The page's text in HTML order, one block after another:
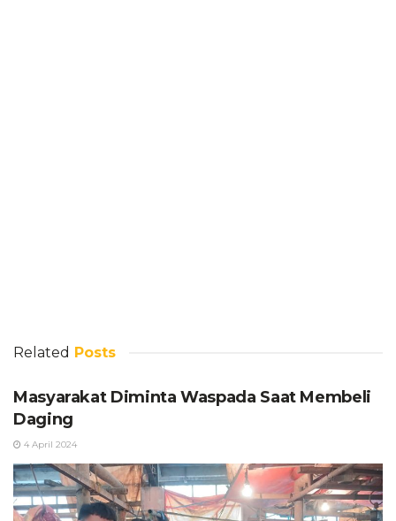
Related Posts
Masyarakat Diminta Waspada Saat Membeli
Daging
4 April 2024